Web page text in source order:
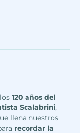
120 años del
Scalabrini,
llena nuestros
recordar la